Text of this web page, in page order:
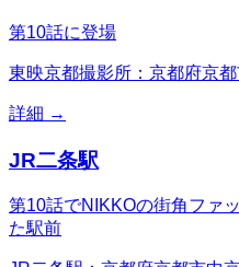
第10話に登場
東映京都撮影所：京都府京
詳細 →
JR二条駅
第10話でNIKKOの街角ファ
た駅前